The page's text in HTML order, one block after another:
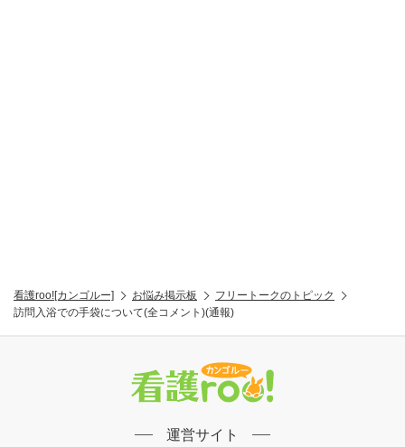
看護roo![カンゴルー] お悩み掲示板
フリートークのトピック
訪問入浴での手袋について(全コメント)(通報)
運営サイト